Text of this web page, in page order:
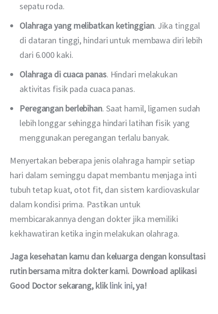
sepatu roda.
Olahraga yang melibatkan ketinggian. Jika tinggal
di dataran tinggi, hindari untuk membawa diri lebih
dari 6.000 kaki.
Olahraga di cuaca panas. Hindari melakukan
aktivitas fisik pada cuaca panas.
Peregangan berlebihan. Saat hamil, ligamen sudah
lebih longgar sehingga hindari latihan fisik yang
menggunakan peregangan terlalu banyak.
Menyertakan beberapa jenis olahraga hampir setiap
hari dalam seminggu dapat membantu menjaga inti
tubuh tetap kuat, otot fit, dan sistem kardiovaskular
dalam kondisi prima. Pastikan untuk
membicarakannya dengan dokter jika memiliki
kekhawatiran ketika ingin melakukan olahraga.
Jaga kesehatan kamu dan keluarga dengan konsultasi
rutin bersama mitra dokter kami. Download aplikasi
Good Doctor sekarang, klik link ini, ya!